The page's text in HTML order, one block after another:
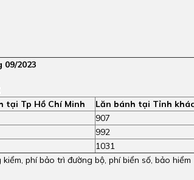
2023
tại Tp Hồ Chí Minh
Lăn bánh tại Tỉnh khác
907
992
1031
phí bảo trì đường bộ, phí biển số, bảo hiểm